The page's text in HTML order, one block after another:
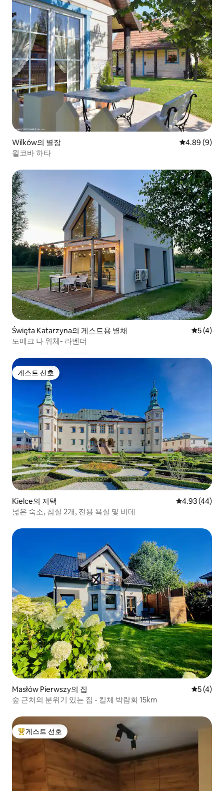
Wilków의 별장 평점 4.89점
4.89 (9)
윌코바 하타
Święta Katarzyna의 게스트용 별채 평점 5점
5 (4)
도메크 나 워체- 라벤더
게스트 선호
게스트 선호
Kielce의 저택 평점 4.93점(5
4.93 (44)
넓은 숙소, 침실 2개, 전용 욕실 및 비데
Masłów Pierwszy의 집 평점 5점
5 (4)
숲 근처의 분위기 있는 집 - 킬체 박람회 15km
상위 게스트 선호
게스트 선호